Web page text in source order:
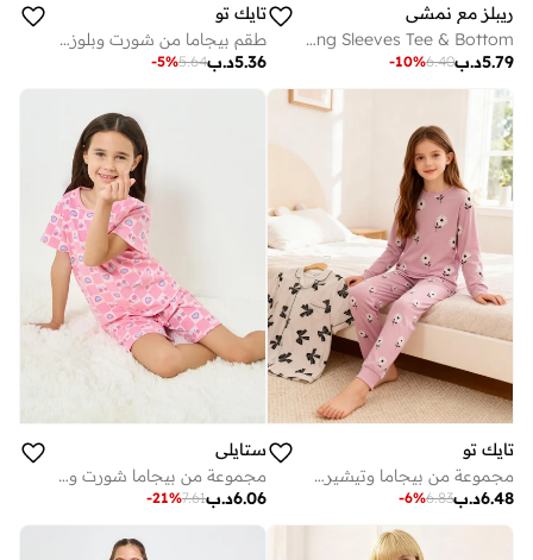
ريبلز مع نمشي
Girls Pajama Set With Long Sleeves Tee & Bottom
د.ب5.79
6.40
-10%
تايك تو
طقم بيجاما من شورت وبلوزة بطبعة زهور
د.ب5.36
5.64
-5%
تايك تو
مجموعة من بيجاما وتيشيرت بطبعة أزهار للأقحوان
د.ب6.48
6.83
-6%
ستايلي
مجموعة من بيجاما شورت وتيشيرت مطبوع
د.ب6.06
7.61
-21%